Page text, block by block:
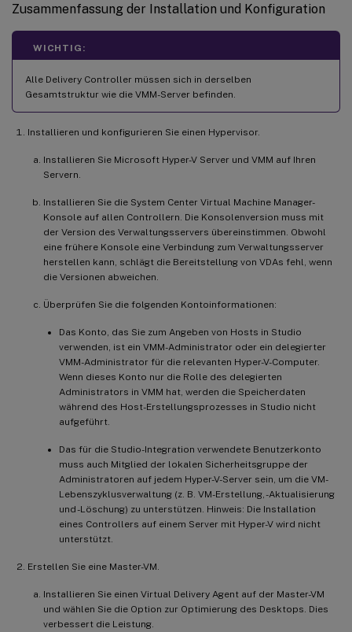
Zusammenfassung der Installation und Konfiguration
WICHTIG:
Alle Delivery Controller müssen sich in derselben
Gesamtstruktur wie die VMM-Server befinden.
Installieren und konfigurieren Sie einen Hypervisor.
Installieren Sie Microsoft Hyper-V Server und VMM auf Ihren
Servern.
Installieren Sie die System Center Virtual Machine Manager-
Konsole auf allen Controllern. Die Konsolenversion muss mit
der Version des Verwaltungsservers übereinstimmen. Obwohl
eine frühere Konsole eine Verbindung zum Verwaltungsserver
herstellen kann, schlägt die Bereitstellung von VDAs fehl, wenn
die Versionen abweichen.
Überprüfen Sie die folgenden Kontoinformationen:
Das Konto, das Sie zum Angeben von Hosts in Studio
verwenden, ist ein VMM-Administrator oder ein delegierter
VMM-Administrator für die relevanten Hyper-V-Computer.
Wenn dieses Konto nur die Rolle des delegierten
Administrators in VMM hat, werden die Speicherdaten
während des Host-Erstellungsprozesses in Studio nicht
aufgeführt.
Das für die Studio-Integration verwendete Benutzerkonto
muss auch Mitglied der lokalen Sicherheitsgruppe der
Administratoren auf jedem Hyper-V-Server sein, um die VM-
Lebenszyklusverwaltung (z. B. VM-Erstellung, -Aktualisierung
und -Löschung) zu unterstützen. Hinweis: Die Installation
eines Controllers auf einem Server mit Hyper-V wird nicht
unterstützt.
Erstellen Sie eine Master-VM.
Installieren Sie einen Virtual Delivery Agent auf der Master-VM
und wählen Sie die Option zur Optimierung des Desktops. Dies
verbessert die Leistung.